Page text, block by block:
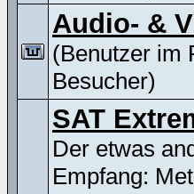
Audio- &
(Benutzer im
Besucher)
SAT
Der etwas
Empfang: